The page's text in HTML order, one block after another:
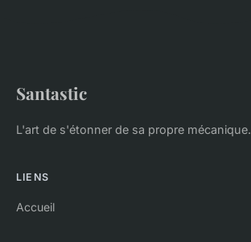
Santastic
L'art de s'étonner de sa propre mécanique.
LIENS
Accueil